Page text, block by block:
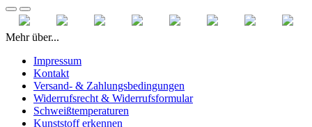
Mehr über...
Impressum
Kontakt
Versand- & Zahlungsbedingungen
Widerrufsrecht & Widerrufsformular
Schweißtemperaturen
Kunststoff erkennen